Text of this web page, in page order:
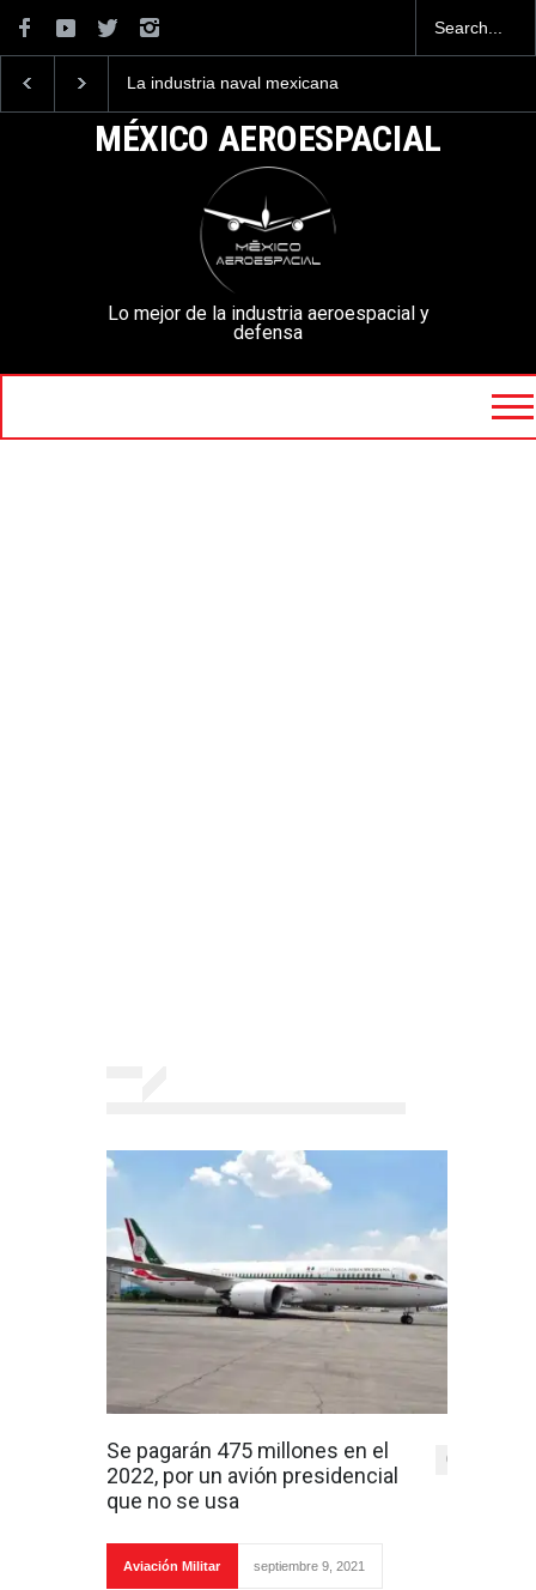
La industria naval mexicana
la Armada de México
mexicanos cuesta 2.9
millones de dólares
MÉXICO AEROESPACIAL
Lo mejor de la industria aeroespacial y
defensa
Se pagarán 475 millones en el
2022, por un avión presidencial
que no se usa
0
Aviación Militar septiembre 9, 2021